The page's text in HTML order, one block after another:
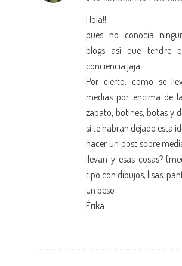
Hola!!
pues no conocía
blogs así que tendre
conciencia jaja.
Por cierto, como se
medias por encima de
zapato, botines, botas y
si te habran dejado esta
hacer un post sobre
llevan y esas cosas?
tipo con dibujos, lisas,
un beso
Érika